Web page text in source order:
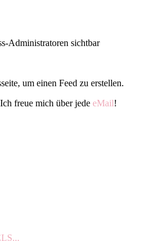
Administratoren sichtbar
um einen Feed zu erstellen.
freue mich über jede eMail!